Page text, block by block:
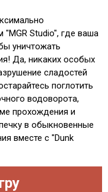
"MGR Studio", где ваша
уничтожать
Да, никаких особых
сладостей
поглотить
водоворота,
прохождения и
в обыкновенные
вместе с "Dunk